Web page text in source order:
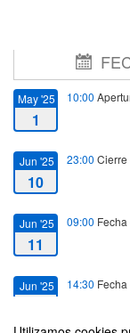
May '25
1
10:00
Jun '25
10
23:00 Cierre
Jun '25
11
09:00
Jun '25 14:30